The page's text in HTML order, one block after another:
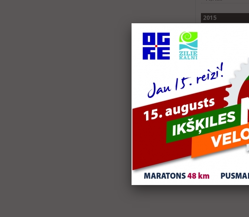
2015
Biķernieku
Biķernieku
33. skrējiens
11,7 km
Biķernieku
Pusmaratons
2013
Sportlat
Pusmaratons
32. Skrējiens
11,7km